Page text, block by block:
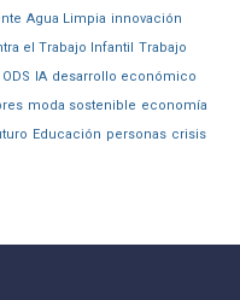
Agua Limpia innovación
el Trabajo Infantil
Trabajo
ODS IA desarrollo económico
moda sostenible economía
Educación personas crisis